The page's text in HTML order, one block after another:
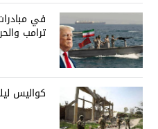
في
ترامب
كواليس